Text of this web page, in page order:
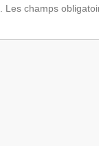
Les champs